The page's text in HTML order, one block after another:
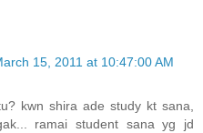
15, 2011 at 10:47:00 AM
kwn shira ade study kt sana,
ramai student sana yg jd